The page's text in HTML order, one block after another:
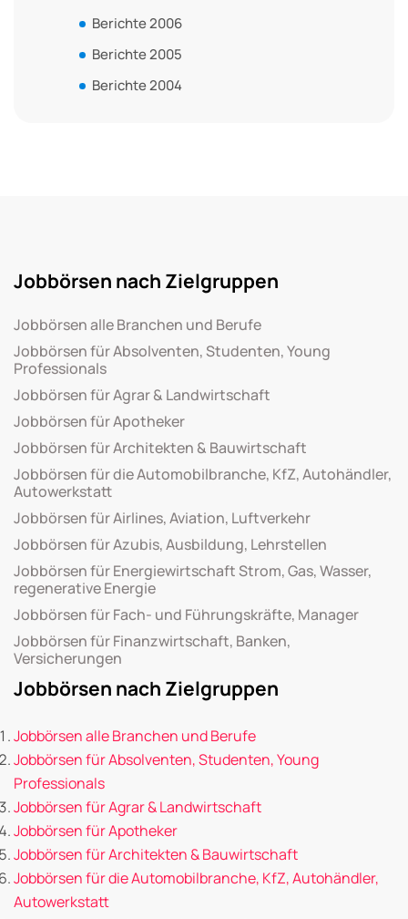
Berichte 2006
Berichte 2005
Berichte 2004
Jobbörsen nach Zielgruppen
Jobbörsen alle Branchen und Berufe
Jobbörsen für Absolventen, Studenten, Young
Professionals
Jobbörsen für Agrar & Landwirtschaft
Jobbörsen für Apotheker
Jobbörsen für Architekten & Bauwirtschaft
Jobbörsen für die Automobilbranche, KfZ, Autohändler,
Autowerkstatt
Jobbörsen für Airlines, Aviation, Luftverkehr
Jobbörsen für Azubis, Ausbildung, Lehrstellen
Jobbörsen für Energiewirtschaft Strom, Gas, Wasser,
regenerative Energie
Jobbörsen für Fach- und Führungskräfte, Manager
Jobbörsen für Finanzwirtschaft, Banken,
Versicherungen
Jobbörsen nach Zielgruppen
Jobbörsen alle Branchen und Berufe
Jobbörsen für Absolventen, Studenten, Young
Professionals
Jobbörsen für Agrar & Landwirtschaft
Jobbörsen für Apotheker
Jobbörsen für Architekten & Bauwirtschaft
Jobbörsen für die Automobilbranche, KfZ, Autohändler,
Autowerkstatt